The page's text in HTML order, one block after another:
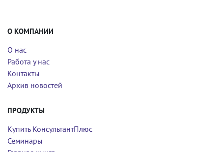
О КОМПАНИИ
О нас
Работа у нас
Контакты
Архив новостей
ПРОДУКТЫ
Купить КонсультантПлюс
Семинары